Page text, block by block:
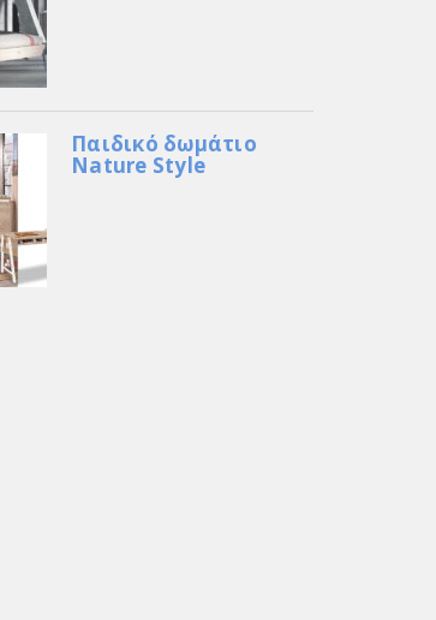
Παιδικό δωμάτιο
Nature Style